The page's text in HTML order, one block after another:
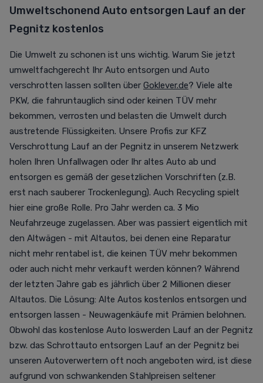
Umweltschonend Auto entsorgen Lauf an der
Pegnitz kostenlos
Die Umwelt zu schonen ist uns wichtig. Warum Sie jetzt
umweltfachgerecht Ihr Auto entsorgen und Auto
verschrotten lassen sollten über Goklever.de? Viele alte
PKW, die fahruntauglich sind oder keinen TÜV mehr
bekommen, verrosten und belasten die Umwelt durch
austretende Flüssigkeiten. Unsere Profis zur KFZ
Verschrottung Lauf an der Pegnitz in unserem Netzwerk
holen Ihren Unfallwagen oder Ihr altes Auto ab und
entsorgen es gemäß der gesetzlichen Vorschriften (z.B.
erst nach sauberer Trockenlegung). Auch Recycling spielt
hier eine große Rolle. Pro Jahr werden ca. 3 Mio
Neufahrzeuge zugelassen. Aber was passiert eigentlich mit
den Altwägen - mit Altautos, bei denen eine Reparatur
nicht mehr rentabel ist, die keinen TÜV mehr bekommen
oder auch nicht mehr verkauft werden können? Während
der letzten Jahre gab es jährlich über 2 Millionen dieser
Altautos. Die Lösung: Alte Autos kostenlos entsorgen und
entsorgen lassen - Neuwagenkäufe mit Prämien belohnen.
Obwohl das kostenlose Auto loswerden Lauf an der Pegnitz
bzw. das Schrottauto entsorgen Lauf an der Pegnitz bei
unseren Autoverwertern oft noch angeboten wird, ist diese
aufgrund von schwankenden Stahlpreisen seltener